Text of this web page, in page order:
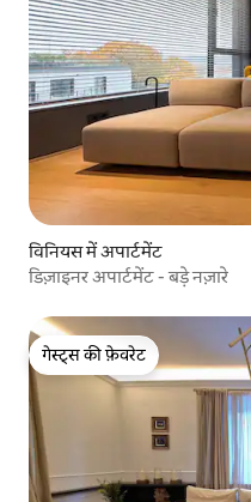
विनियस में अपार्टमेंट
डिज़ाइनर अपार्टमेंट - बड़े नज़ारे
गेस्ट्स की फ़ेवरेट
गेस्ट्स की फ़ेवरेट